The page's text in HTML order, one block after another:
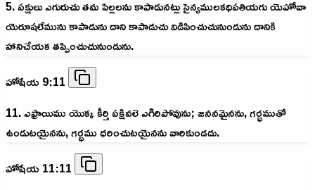
5. పక్షులు ఎగురుచు తమ పిల్లలను కాపాడునట్లు సైన్యములకధిపతియగు యెహోవా
యెరూషలేమును కాపాడును దాని కాపాడుచు విడిపించుచునుండును దానికి
హానిచేయక తప్పించుచునుండును.
హోషేయ 9:11
11. ఎఫ్రాయిము యొక్క కీర్తి పక్షివలె ఎగిరిపోవును; జననమైనను, గర్భముతో
ఉండుటయైనను, గర్భము ధరించుటయైనను వారికుండదు.
హోషేయ 11:11